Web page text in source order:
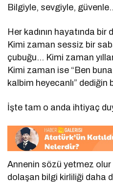
Bilgiyle, sevgiyle, güvenle..
Her kadının hayatında bir
Kimi zaman sessiz bir
çubuğu… Kimi zaman
Kimi zaman ise “Ben
kalbim heyecanlı”
İşte tam o anda ihtiyaç
Annenin sözü yetmez
dolaşan bilgi kirliliği daha